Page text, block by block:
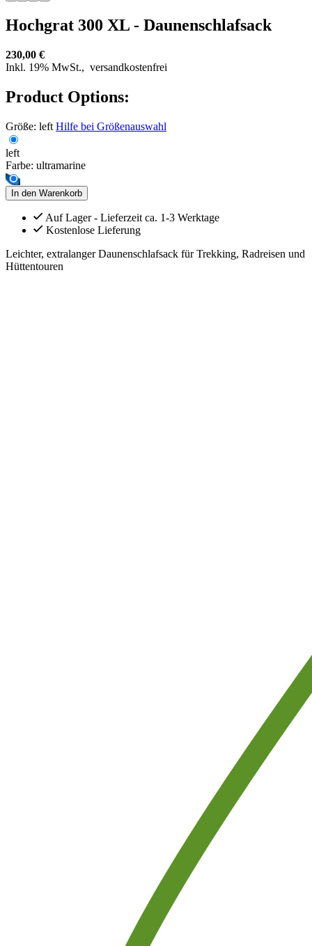
Hochgrat 300 XL - Daunenschlafsack
230,00 €
Inkl. 19% MwSt., versandkostenfrei
Product Options:
Größe: left Hilfe bei Größenauswahl
left
Farbe: ultramarine
In den Warenkorb
Auf Lager - Lieferzeit ca. 1-3 Werktage
Kostenlose Lieferung
Leichter, extralanger Daunenschlafsack für Trekking, Radreisen und
Hüttentouren